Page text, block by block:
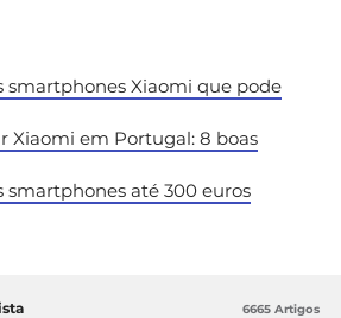
smartphones Xiaomi que pode
Xiaomi em Portugal: 8 boas
smartphones até 300 euros
6665 Artigos